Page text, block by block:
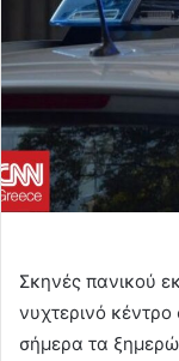
Σκηνές πανικού
νυχτερινό κέντρο
σήμερα τα